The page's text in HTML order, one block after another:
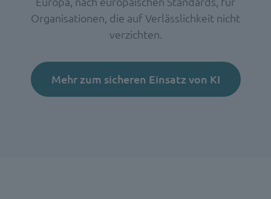
Organisationen, die auf Verlässlichkeit nicht
verzichten.
Mehr zum sicheren Einsatz von KI